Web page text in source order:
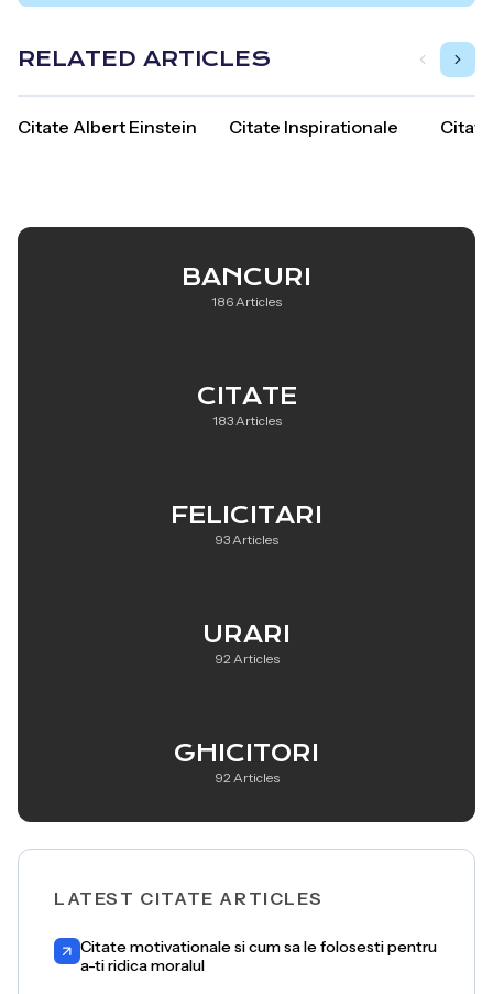
RELATED ARTICLES
Citate Albert Einstein Citate Inspirationale
BANCURI
186 Articles
CITATE
183 Articles
FELICITARI
93 Articles
URARI
92 Articles
GHICITORI
92 Articles
LATEST CITATE ARTICLES
Citate motivationale si cum sa le folosesti pentru
a-ti ridica moralul